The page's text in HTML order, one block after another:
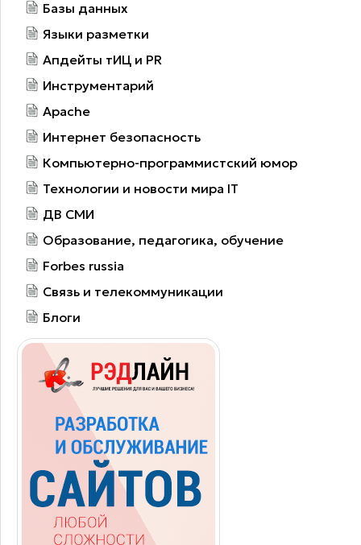
Базы данных
Языки разметки
Апдейты тИЦ и PR
Инструментарий
Apache
Интернет безопасность
Компьютерно-программистский юмор
Технологии и новости мира IT
ДВ СМИ
Образование, педагогика, обучение
Forbes russia
Связь и телекоммуникации
Блоги